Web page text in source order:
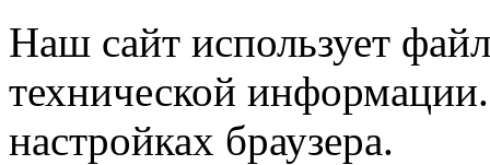
Наш сайт использует
технической
настройках браузера.